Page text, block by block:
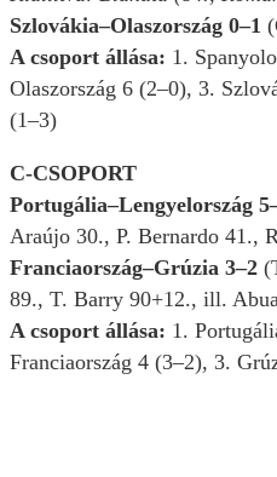
Szlovákia–Olaszország 0–1
A csoport állása: 1.
Olaszország 6 (2–0), 3.
(1–3)
C-CSOPORT
Portugália–Lengyelország
Araújo 30., P. Bernardo 41.,
Franciaország–Grúzia 3–2
89., T. Barry 90+12., ill.
A csoport állása: 1.
Franciaország 4 (3–2), 3.